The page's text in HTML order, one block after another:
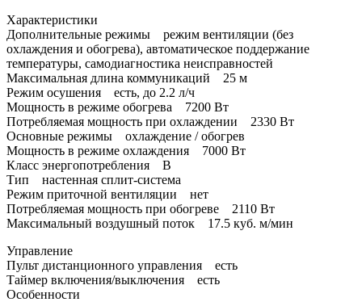
Характеристики
Дополнительные режимы режим вентиляции (без
охлаждения и обогрева), автоматическое поддержание
температуры, самодиагностика неисправностей
Максимальная длина коммуникаций 25 м
Режим осушения есть, до 2.2 л/ч
Мощность в режиме обогрева 7200 Вт
Потребляемая мощность при охлаждении 2330 Вт
Основные режимы охлаждение / обогрев
Мощность в режиме охлаждения 7000 Вт
Класс энергопотребления B
Тип настенная сплит-система
Режим приточной вентиляции нет
Потребляемая мощность при обогреве 2110 Вт
Максимальный воздушный поток 17.5 куб. м/мин
Управление
Пульт дистанционного управления есть
Таймер включения/выключения есть
Особенности